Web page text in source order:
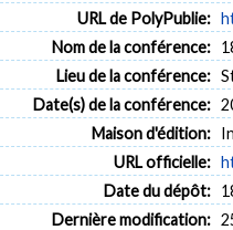
URL de PolyPublie:
Nom de la conférence:
Lieu de la conférence:
Date(s) de la conférence:
Maison d'édition:
URL officielle:
Date du dépôt:
Dernière modification: